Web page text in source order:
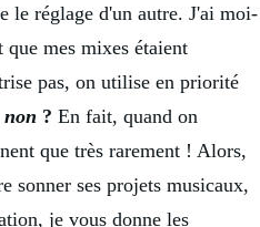
le réglage d'un autre. J'ai moi-
mes mixes étaient
pas, on utilise en priorité
? En fait, quand on
que très rarement ! Alors,
sonner ses projets musicaux,
je vous donne les